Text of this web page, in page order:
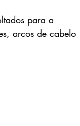
para a
arcos de cabelo